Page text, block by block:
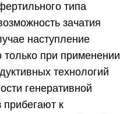
типа
зачатия
наступление
при применении
технологий
генеративной
к